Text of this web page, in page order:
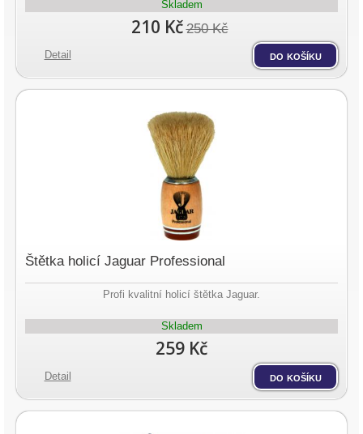
Skladem
210 Kč 250 Kč
Detail do košíku
Štětka holicí Jaguar Professional
Profi kvalitní holicí štětka Jaguar.
Skladem
259 Kč
Detail do košíku